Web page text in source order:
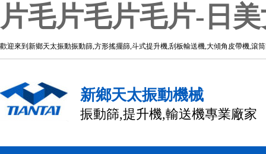
片毛片毛片毛片-日
歡迎來到新鄉天太振動振動篩,方形搖擺篩,斗式提升機,刮板輸送機,大傾角皮帶機,滾
新鄉天太振動機械
振動篩,提升機,輸送機專業廠家